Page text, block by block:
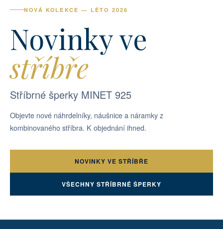
NOVÁ KOLEKCE — LÉTO 2026
Novinky ve
stříbře
Stříbrné šperky MINET 925
Objevte nové náhrdelníky, náušnice a náramky z
kombinovaného stříbra. K objednání ihned.
NOVINKY VE STŘÍBŘE
VŠECHNY STŘÍBRNÉ ŠPERKY